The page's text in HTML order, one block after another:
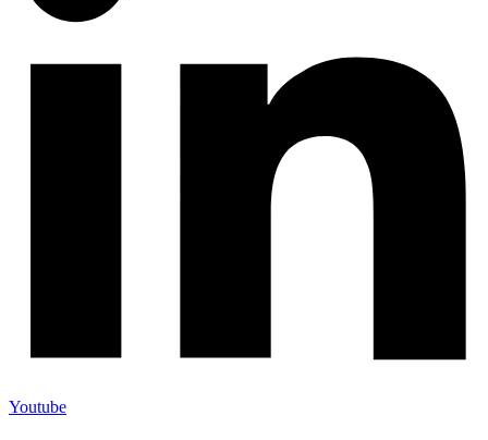
Youtube